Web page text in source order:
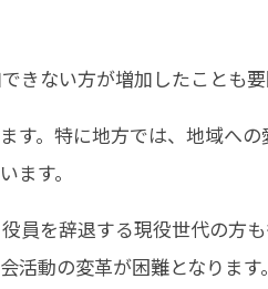
ない方が増加したことも要
す。特に地方では、地域へ
ます。
員を辞退する現役世代の方
活動の変革が困難となりま